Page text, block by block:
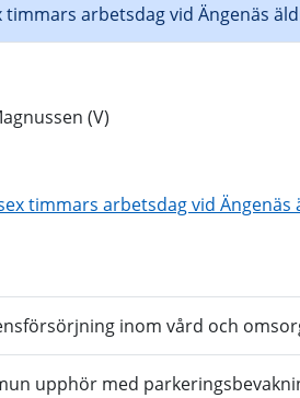
arbetsdag vid Ängenäs
(V)
timmars arbetsdag vid Ängenäs
inom vård och
upphör med